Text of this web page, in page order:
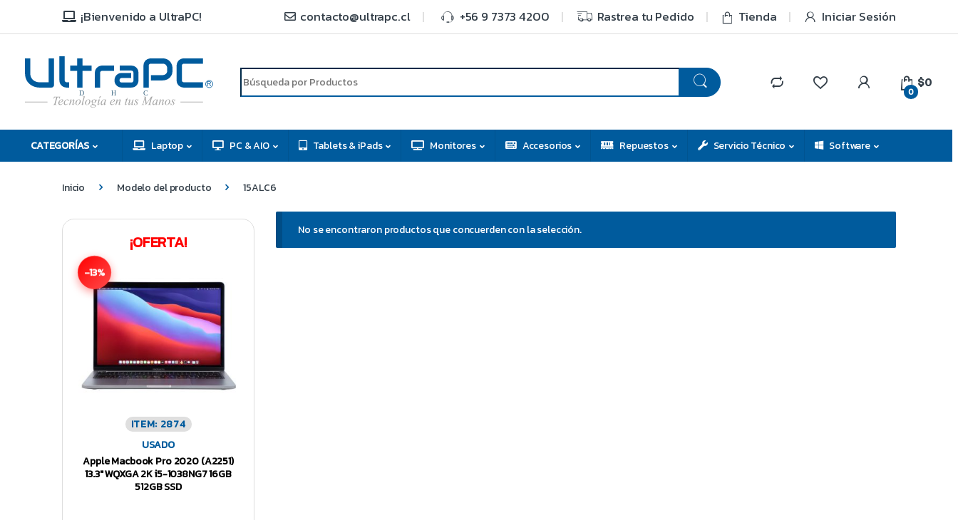
¡Bienvenido a UltraPC! contacto@ultrapc.cl +56 9 7373 4200 Rastrea tu Pedido Tienda Iniciar Sesión
C
H
D
R
0
$0
CATEGORÍAS Laptop PC & AIO Tablets & iPads Monitores Accesorios Repuestos Servicio Técnico Software
Inicio Modelo del producto 15ALC6
No se encontraron productos que concuerden con la selección.
¡OFERTA!
-13%
ITEM: 2874
USADO
Apple Macbook Pro 2020 (A2251)
13.3″ WQXGA 2K i5-1038NG7 16GB
512GB SSD